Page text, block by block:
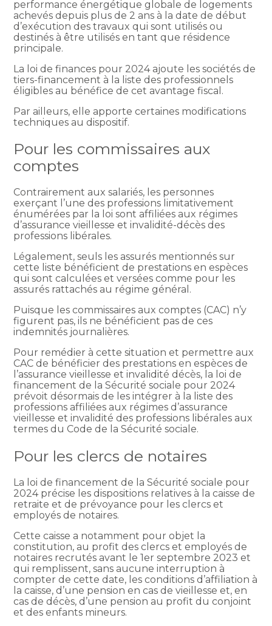
performance énergétique globale de logements
achevés depuis plus de 2 ans à la date de début
d’exécution des travaux qui sont utilisés ou
destinés à être utilisés en tant que résidence
principale.
La loi de finances pour 2024 ajoute les sociétés de
tiers-financement à la liste des professionnels
éligibles au bénéfice de cet avantage fiscal.
Par ailleurs, elle apporte certaines modifications
techniques au dispositif.
Pour les commissaires aux
comptes
Contrairement aux salariés, les personnes
exerçant l’une des professions limitativement
énumérées par la loi sont affiliées aux régimes
d’assurance vieillesse et invalidité-décès des
professions libérales.
Légalement, seuls les assurés mentionnés sur
cette liste bénéficient de prestations en espèces
qui sont calculées et versées comme pour les
assurés rattachés au régime général.
Puisque les commissaires aux comptes (CAC) n’y
figurent pas, ils ne bénéficient pas de ces
indemnités journalières.
Pour remédier à cette situation et permettre aux
CAC de bénéficier des prestations en espèces de
l’assurance vieillesse et invalidité décès, la loi de
financement de la Sécurité sociale pour 2024
prévoit désormais de les intégrer à la liste des
professions affiliées aux régimes d’assurance
vieillesse et invalidité des professions libérales aux
termes du Code de la Sécurité sociale.
Pour les clercs de notaires
La loi de financement de la Sécurité sociale pour
2024 précise les dispositions relatives à la caisse de
retraite et de prévoyance pour les clercs et
employés de notaires.
Cette caisse a notamment pour objet la
constitution, au profit des clercs et employés de
notaires recrutés avant le 1er septembre 2023 et
qui remplissent, sans aucune interruption à
compter de cette date, les conditions d’affiliation à
la caisse, d’une pension en cas de vieillesse et, en
cas de décès, d’une pension au profit du conjoint
et des enfants mineurs.